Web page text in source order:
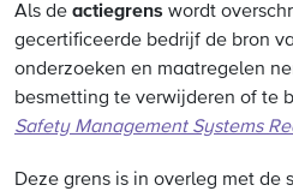
Als de actiegrens wordt
gecertificeerde bedrijf de bron
onderzoeken en maatregelen
besmetting te verwijderen of te
Safety Management Systems
Deze grens is in overleg met de